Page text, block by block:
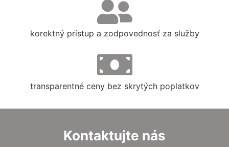
korektný prístup a zodpovednosť za služby
transparentné ceny bez skrytých poplatkov
Kontaktujte nás